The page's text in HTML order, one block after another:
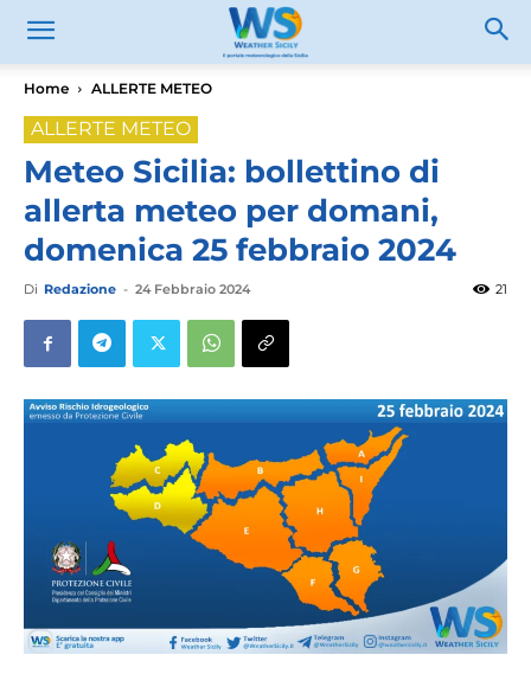
Home ALLERTE METEO
ALLERTE METEO
Meteo Sicilia: bollettino di
allerta meteo per domani,
domenica 25 febbraio 2024
Di Redazione - 24 Febbraio 2024 21